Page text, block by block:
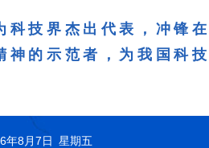
科技界杰出代表，冲锋
神的示范者，为我国科
年8月7日 星期五